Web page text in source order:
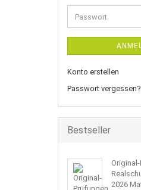
Adresse
Passwort
Konto erstellen
Passwort vergessen?
Bestseller
2026